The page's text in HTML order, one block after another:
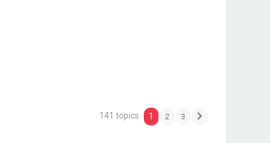
141 topics 1 2 3